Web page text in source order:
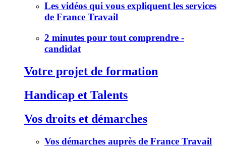
Les vidéos qui vous expliquent les services
de France Travail
2 minutes pour tout comprendre -
candidat
Votre projet de formation
Handicap et Talents
Vos droits et démarches
Vos démarches auprès de France Travail